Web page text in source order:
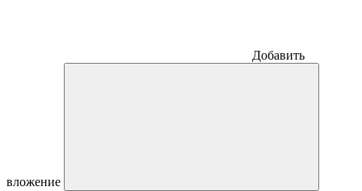
Добавить
вложение